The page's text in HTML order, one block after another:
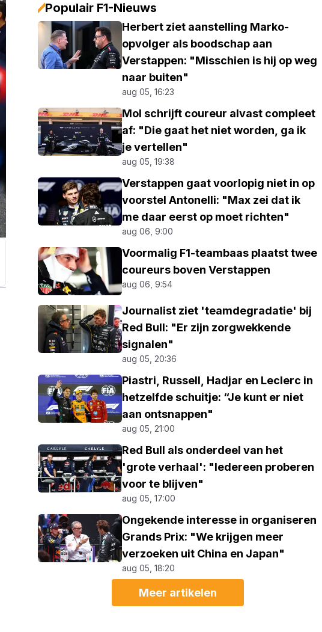
Populair F1-Nieuws
Herbert ziet aanstelling Marko-
opvolger als boodschap aan
Verstappen: "Misschien is hij op weg
naar buiten"
aug 05, 16:23
Mol schrijft coureur alvast compleet
af: "Die gaat het niet worden, ga ik
je vertellen"
aug 05, 19:38
Verstappen gaat voorlopig niet in op
voorstel Antonelli: "Max zei dat ik
me daar eerst op moet richten"
aug 06, 9:00
Voormalig F1-teambaas plaatst twee
coureurs boven Verstappen
aug 06, 9:54
Journalist ziet 'teamdegradatie' bij
Red Bull: "Er zijn zorgwekkende
signalen"
aug 05, 20:36
Piastri, Russell, Hadjar en Leclerc in
hetzelfde schuitje: “Je kunt er niet
aan ontsnappen"
aug 05, 21:00
Red Bull als onderdeel van het
'grote verhaal': "Iedereen proberen
voor te blijven"
aug 05, 17:00
Ongekende interesse in organiseren
Grands Prix: "We krijgen meer
verzoeken uit China en Japan"
aug 05, 18:20
Meer artikelen